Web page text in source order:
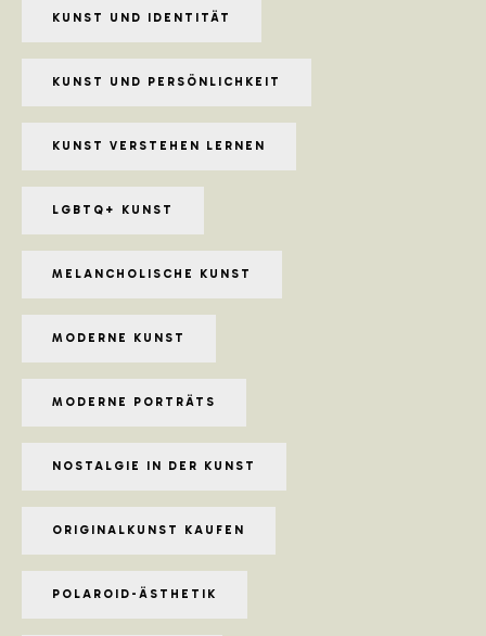
KUNST UND IDENTITÄT
KUNST UND PERSÖNLICHKEIT
KUNST VERSTEHEN LERNEN
LGBTQ+ KUNST
MELANCHOLISCHE KUNST
MODERNE KUNST
MODERNE PORTRÄTS
NOSTALGIE IN DER KUNST
ORIGINALKUNST KAUFEN
POLAROID-ÄSTHETIK